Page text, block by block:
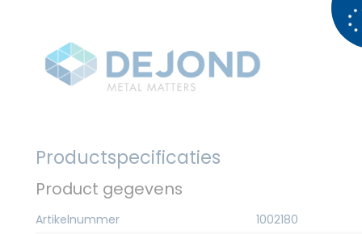
Productspecificaties
Product gegevens
Artikelnummer
1002180